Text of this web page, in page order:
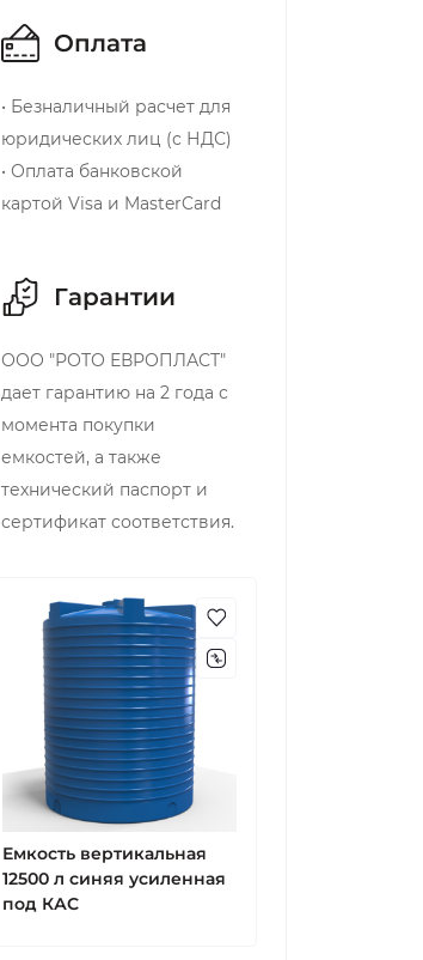
Оплата
• Безналичный расчет для
юридических лиц (с НДС)
• Оплата банковской
картой Visa и MasterCard
Гарантии
ООО "РОТО ЕВРОПЛАСТ"
дает гарантию на 2 года с
момента покупки
емкостей, а также
технический паспорт и
сертификат соответствия.
Емкость вертикальная
12500 л синяя усиленная
под КАС